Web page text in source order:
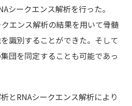
シークエンス解析を行った。
エンス解析の結果を用いて骨髄
識別することができた。そして
団を同定することも可能であっ
とRNAシークエンス解析により